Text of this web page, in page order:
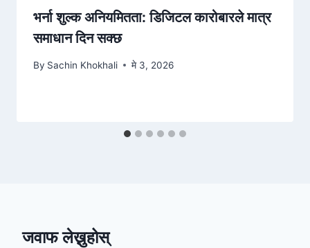
भर्ना शुल्क अनियमितता: डिजिटल कारोबारले मात्र
समाधान दिन सक्छ
By Sachin Khokhali मे 3, 2026
जवाफ लेख्नुहोस्